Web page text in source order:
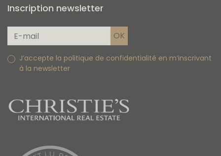
Inscription newsletter
J’accepte la politique de confidentialité en m’inscrivant
à la newsletter